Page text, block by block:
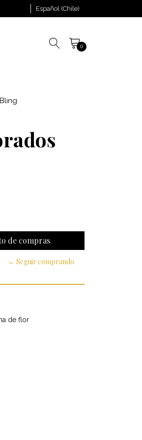
Español (Chile)
0
← Seguir comprando
de flor